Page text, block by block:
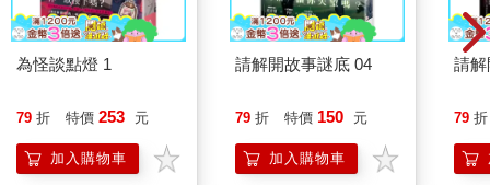
為怪談點燈 1
79 折 特價 253 元
加入購物車
請解開故事謎底 04
79 折 特價 150 元
加入購物車
請解
79 折